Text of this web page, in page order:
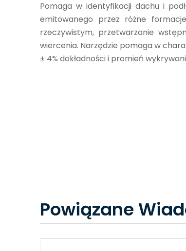
Pomaga w identyfikacji dachu i
emitowanego przez różne
rzeczywistym, przetwarzanie
wiercenia. Narzędzie pomaga w
± 4% dokładności i promień
Powiązane